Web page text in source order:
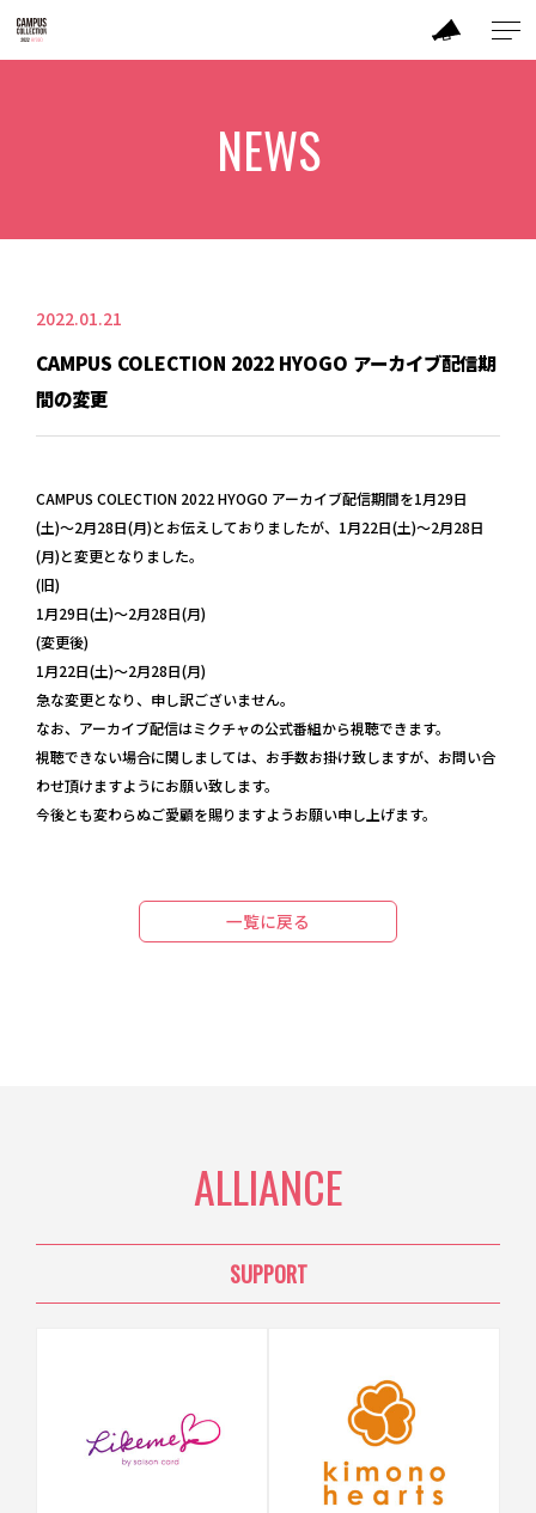
BRAND
PERFORMANCE
TICKET / ACCESS
CONTACT
NEWS
2022.01.21
CAMPUS COLECTION 2022 HYOGO アーカイブ配信期
間の変更
CAMPUS COLECTION 2022 HYOGO アーカイブ配信期間を1月29日
(土)〜2月28日(月)とお伝えしておりましたが、1月22日(土)〜2月28日
(月)と変更となりました。
(旧)
1月29日(土)〜2月28日(月)
(変更後)
1月22日(土)〜2月28日(月)
急な変更となり、申し訳ございません。
なお、アーカイブ配信はミクチャの公式番組から視聴できます。
視聴できない場合に関しましては、お手数お掛け致しますが、お問い合
わせ頂けますようにお願い致します。
今後とも変わらぬご愛顧を賜りますようお願い申し上げます。
一覧に戻る
ALLIANCE
SUPPORT